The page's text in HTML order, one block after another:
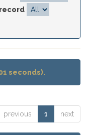
seconds).
previous 1 next